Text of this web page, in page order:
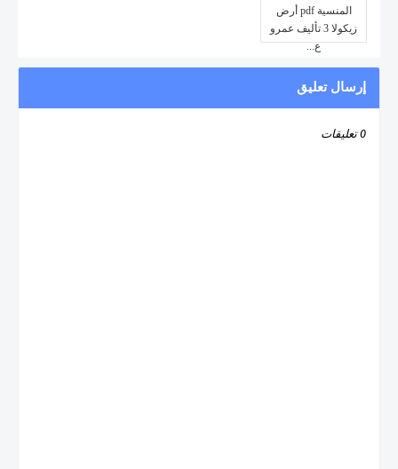
المنسية pdf أرض
زيكولا 3 تأليف عمرو
ع...
إرسال تعليق
0 تعليقات